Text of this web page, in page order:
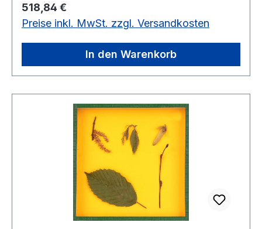
Erdraupe, Tausendfuß u.a.Kasten 40 x 30 cm
Regulärer Preis:
518,84 €
Preise inkl. MwSt. zzgl. Versandkosten
In den Warenkorb